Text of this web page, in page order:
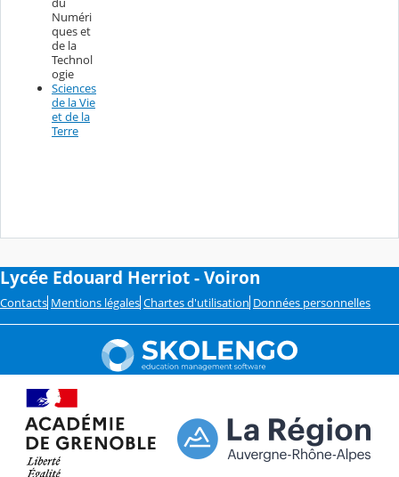
Numéri
ques et
de la
Technol
ogie
Sciences
de la Vie
et de la
Terre
Lycée Edouard Herriot - Voiron
Contacts Mentions légales Chartes d'utilisation Données personnelles